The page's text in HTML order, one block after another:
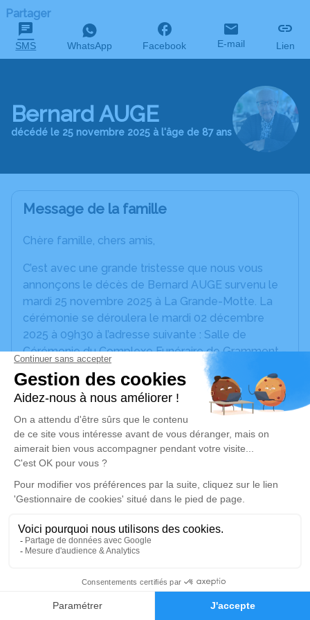
Faire-part Hommages
Partager
SMS WhatsApp Facebook E-mail Lien
Bernard AUGE
décédé le 25 novembre 2025 à l'âge de 87 ans
Message de la famille
Chère famille, chers amis,
C’est avec une grande tristesse que nous vous
annonçons le décès de Bernard AUGE survenu le
mardi 25 novembre 2025 à La Grande-Motte. La
cérémonie se déroulera le mardi 02 décembre
2025 à 09h30 à l’adresse suivante : Salle de
Cérémonie du Complexe Funéraire de Grammont -
Avenue Albert Einstein - 34000 Montpellier.
Si vous le souhaitez, le lien ci dessous :"Je rends
hommage", est un espace, un lieu d'expression
dédié à honorer sa mémoire.
Danielle, Christophe, Marion, Thomas, Catherine .
Je rends hommage
Cérémonie religieuse
Salle de Cérémonie du Complexe Funéraire de
Grammont de Montpellier